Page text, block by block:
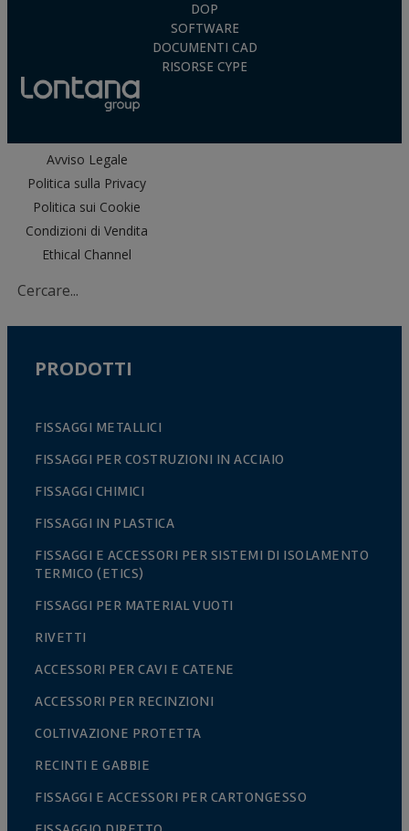
DOP
SOFTWARE
DOCUMENTI CAD
RISORSE CYPE
Avviso Legale
Politica sulla Privacy
Politica sui Cookie
Condizioni di Vendita
Ethical Channel
PRODOTTI
FISSAGGI METALLICI
FISSAGGI PER COSTRUZIONI IN ACCIAIO
FISSAGGI CHIMICI
FISSAGGI IN PLASTICA
FISSAGGI E ACCESSORI PER SISTEMI DI ISOLAMENTO
TERMICO (ETICS)
FISSAGGI PER MATERIAL VUOTI
RIVETTI
ACCESSORI PER CAVI E CATENE
ACCESSORI PER RECINZIONI
COLTIVAZIONE PROTETTA
RECINTI E GABBIE
FISSAGGI E ACCESSORI PER CARTONGESSO